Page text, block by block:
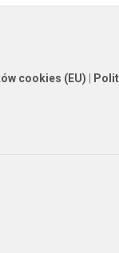
cookies (EU)